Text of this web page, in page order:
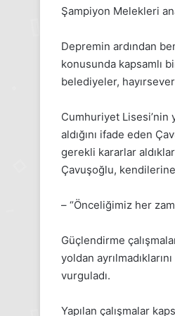
Şampiyon Melekleri
Depremin ardından
konusunda kapsamlı
belediyeler,
Cumhuriyet Lisesi’nin
aldığını ifade eden
gerekli kararlar
Çavuşoğlu,
– “Önceliğimiz her
Güçlendirme
yoldan
vurguladı.
Yapılan çalışmalar
Pazartesi 2025, Gıynık
manşetleri